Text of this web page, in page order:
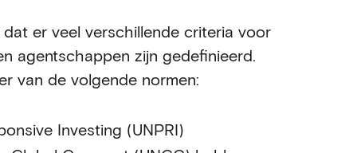
er veel verschillende criteria voor
agentschappen zijn gedefinieerd.
van de volgende normen:
Investing (UNPRI)